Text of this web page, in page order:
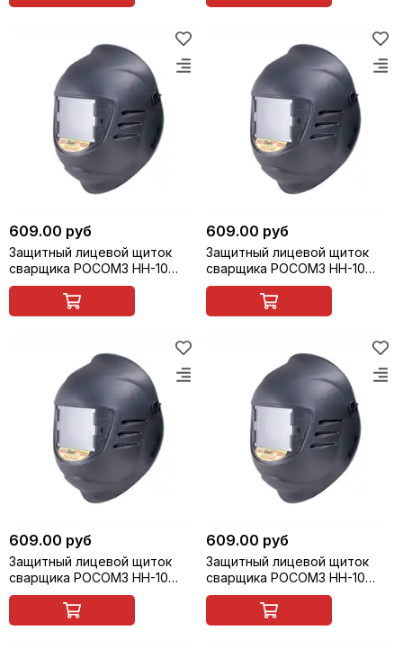
609.00 руб
Защитный лицевой щиток
сварщика РОСОМЗ НН-10
PREMIER FavoriT (11) (маска
сварщика), арт. 51365
609.00 руб
Защитный лицевой щиток
сварщика РОСОМЗ НН-10
PREMIER FavoriT (12) (маска
сварщика), арт. 51366
609.00 руб
Защитный лицевой щиток
сварщика РОСОМЗ НН-10
PREMIER FavoriT (13) (маска
сварщика), арт. 51367
609.00 руб
Защитный лицевой щиток
сварщика РОСОМЗ НН-10
PREMIER FavoriT (14) (маска
сварщика), арт. 51368